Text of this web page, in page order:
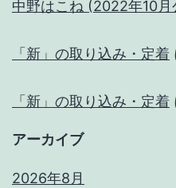
中野はこね (2022年10月
「新」の取り込み・定着
「新」の取り込み・定着
アーカイブ
2026年8月